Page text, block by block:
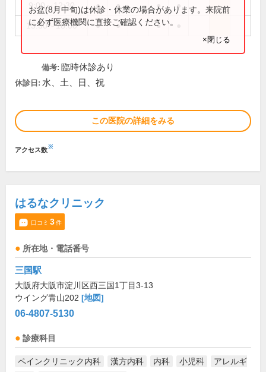
9:00～12:30 ● ● ● ●
15:30～18:00 ● ● ●
お盆(8月中旬)は休診・休業の場合があります。来院前
に必ず医療機関に直接ご確認ください。
×閉じる
備考: 臨時休診あり
休診日: 水、土、日、祝
この医院の詳細をみる
アクセス数※
はるなクリニック
口コミ 3件
所在地・電話番号
三国駅
大阪府大阪市淀川区西三国1丁目3-13
ウイング青山202 [地図]
06-4807-5130
診療科目
ペインクリニック内科 漢方内科 内科 小児科
アレルギ